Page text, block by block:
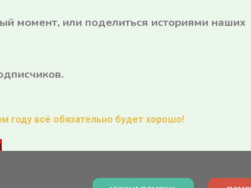
момент, или поделиться историями наших
году всё обязательно будет хорошо!